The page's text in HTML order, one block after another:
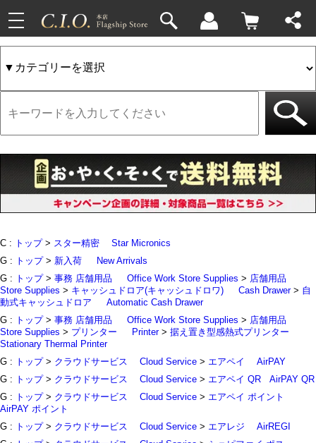
toggle
navigation
C : トップ> スター精密 Star Micronics
G : トップ> 新入荷
New Arrivals
G : トップ> 事務 店舗用品 Office Work Store Supplies > 店舗用品
Store Supplies > キャッシュドロア(キャッシュドロワ) Cash Drawer> 自
動式キャッシュドロア
Automatic Cash Drawer
G : トップ> 事務 店舗用品 Office Work Store Supplies > 店舗用品
Store Supplies > プリンター Printer> 据え置き型感熱式プリンター
Stationary Thermal Printer
G : トップ> クラウドサービス Cloud Service > エアペイ
AirPAY
G : トップ> クラウドサービス Cloud Service > エアペイ QR AirPAY QR
G : トップ> クラウドサービス Cloud Service > エアペイ ポイント
AirPAY ポイント
G : トップ> クラウドサービス Cloud Service > エアレジ AirREGI
4件
33件